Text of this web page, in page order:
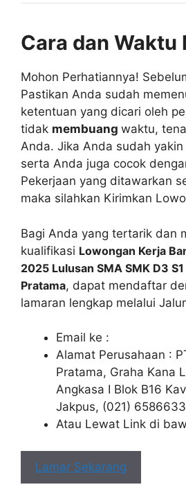
Cara dan Waktu
Mohon Perhatiannya!
Pastikan Anda sudah
ketentuan yang dicari oleh
tidak membuang waktu,
Anda. Jika Anda sudah
serta Anda juga cocok
Pekerjaan yang ditawarkan
maka silahkan Kirimkan
Bagi Anda yang tertarik dan
kualifikasi Lowongan Kerja
2025 Lulusan SMA SMK D3
Pratama, dapat mendaftar
lamaran lengkap melalui
Email ke :
Alamat Perusahaan :
Pratama, Graha Kana
Angkasa I Blok B16
Jakpus, (021)
Atau Lewat Link di
Lamar Sekarang